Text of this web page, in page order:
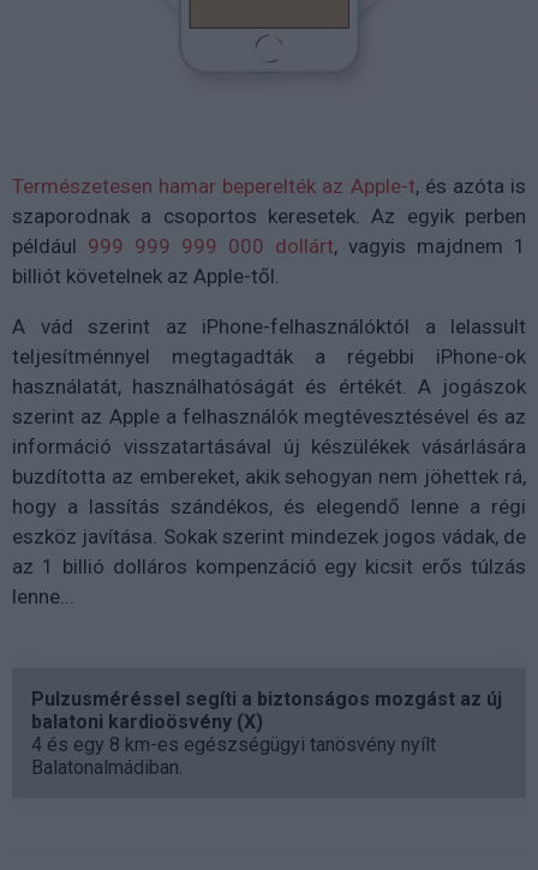
Természetesen hamar beperelték az Apple-t, és azóta is
szaporodnak a csoportos keresetek. Az egyik perben
például 999 999 999 000 dollárt, vagyis majdnem 1
billiót követelnek az Apple-től.
A vád szerint az iPhone-felhasználóktól a lelassult
teljesítménnyel megtagadták a régebbi iPhone-ok
használatát, használhatóságát és értékét. A jogászok
szerint az Apple a felhasználók megtévesztésével és az
információ visszatartásával új készülékek vásárlására
buzdította az embereket, akik sehogyan nem jöhettek rá,
hogy a lassítás szándékos, és elegendő lenne a régi
eszköz javítása. Sokak szerint mindezek jogos vádak, de
az 1 billió dolláros kompenzáció egy kicsit erős túlzás
lenne...
Pulzusméréssel segíti a biztonságos mozgást az új
balatoni kardioösvény (X)
4 és egy 8 km-es egészségügyi tanösvény nyílt
Balatonalmádiban.